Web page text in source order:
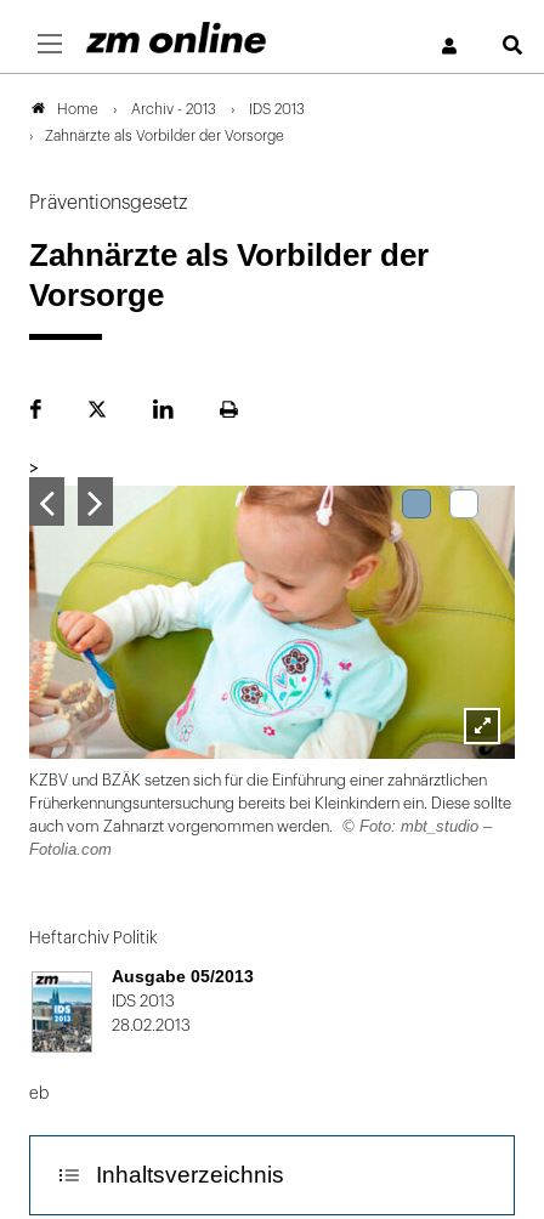
Home Archiv - 2013
IDS 2013
Zahnärzte als Vorbilder der Vorsorge
Präventionsgesetz
Zahnärzte als Vorbilder der
Vorsorge
FacebookPlattformLinekdInSeite
>
Lightbox
öffnen
KZBV und BZÄK setzen sich für die Einführung einer zahnärztlichen
Früherkennungsuntersuchung bereits bei Kleinkindern ein. Diese sollte
auch vom Zahnarzt vorgenommen werden.
© Foto: mbt_studio –
Fotolia.com
1
von
2
Heftarchiv Politik
Ausgabe 05/2013
IDS 2013
28.02.2013
eb
Inhaltsverzeichnis